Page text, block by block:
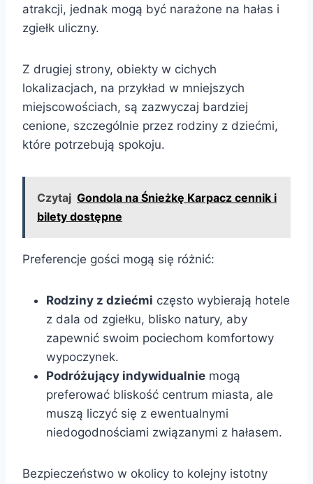
atrakcji, jednak mogą być narażone na hałas i
zgiełk uliczny.
Z drugiej strony, obiekty w cichych
lokalizacjach, na przykład w mniejszych
miejscowościach, są zazwyczaj bardziej
cenione, szczególnie przez rodziny z dziećmi,
które potrzebują spokoju.
Czytaj Gondola na Śnieżkę Karpacz cennik i
bilety dostępne
Preferencje gości mogą się różnić:
Rodziny z dziećmi często wybierają hotele
z dala od zgiełku, blisko natury, aby
zapewnić swoim pociechom komfortowy
wypoczynek.
Podróżujący indywidualnie mogą
preferować bliskość centrum miasta, ale
muszą liczyć się z ewentualnymi
niedogodnościami związanymi z hałasem.
Bezpieczeństwo w okolicy to kolejny istotny